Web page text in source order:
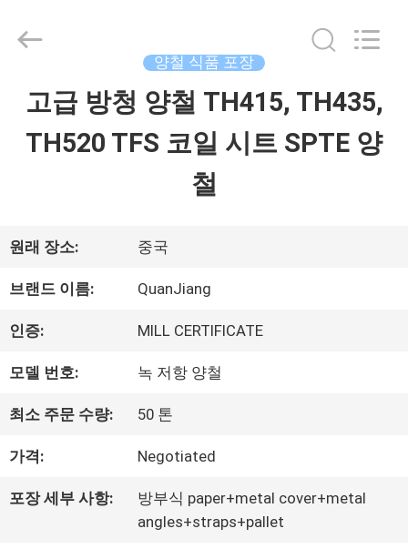
화
면
회
사
소
개
METAL
PACKAGING
양철 식품 포장
고급 방청 양철 TH415, TH435,
TH520 TFS 코일 시트 SPTE 양
철
원래 장소: 중국
브랜드 이름: QuanJiang
인증: MILL CERTIFICATE
모델 번호: 녹 저항 양철
최소 주문 수량: 50 톤
가격: Negotiated
포장 세부 사항:
방부식 paper+metal cover+metal
angles+straps+pallet